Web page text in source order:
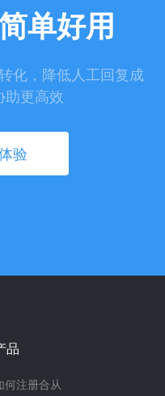
单好用
化，降低人工回复成
助更高效
验
品
何注册合从